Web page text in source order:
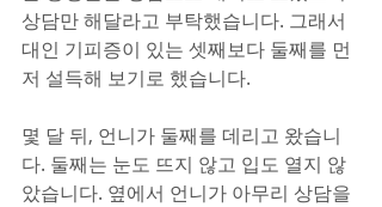
상담만 해달라고 부탁했습니다. 그래서
대인 기피증이 있는 셋째보다 둘째를 먼
저 설득해 보기로 했습니다.
몇 달 뒤, 언니가 둘째를 데리고 왔습니
다. 둘째는 눈도 뜨지 않고 입도 열지 않
았습니다. 옆에서 언니가 아무리 상담을